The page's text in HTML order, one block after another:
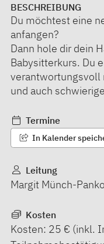
BESCHREIBUNG
Du möchtest eine
anfangen?
Dann hole dir dein
Babysitterkurs. Du
verantwortungsvoll
und auch
Termine
In Kalender
Leitung
Margit Münch-
Kosten
Kosten: 25 € (inkl.